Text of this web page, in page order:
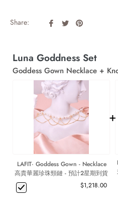
Share:
Share
TweetPin
Luna Goddness Set
Goddess Gown Necklace +
LAFIT· Goddess Gown - Necklace
高貴華麗珍珠頸鏈 - 預計2星期到貨
$1,218.00
+